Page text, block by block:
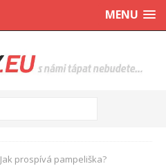
MENU
Jak prospívá pampeliška?